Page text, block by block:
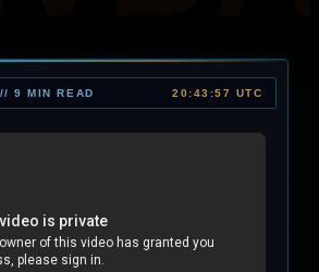
9 MIN READ 20:43:57 UTC